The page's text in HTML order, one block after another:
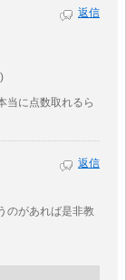
当に点数取れるら
返信
のがあれば是非教
返信